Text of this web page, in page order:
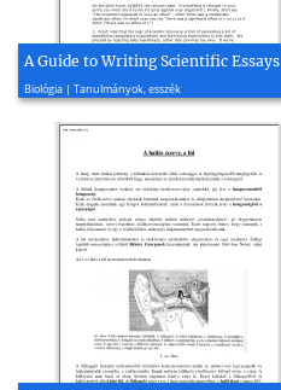
A Guide to Writing Scientific Essays
Biológia | Tanulmányok, esszék
2011, 4 oldal